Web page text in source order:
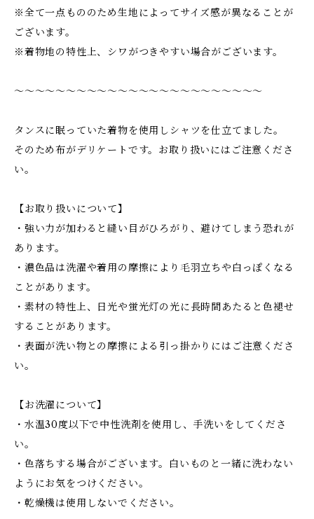
※全て一点もののため生地によってサイズ感が異なることが
ございます。
※着物地の特性上、シワがつきやすい場合がございます。
〜〜〜〜〜〜〜〜〜〜〜〜〜〜〜〜〜〜〜〜〜〜〜〜
タンスに眠っていた着物を使用しシャツを仕立てました。
そのため布がデリケートです。お取り扱いにはご注意くださ
い。
【お取り扱いについて】
・強い力が加わると縫い目がひろがり、避けてしまう恐れが
あります。
・濃色品は洗濯や着用の摩擦により毛羽立ちや白っぽくなる
ことがあります。
・素材の特性上、日光や蛍光灯の光に長時間あたると色褪せ
することがあります。
・表面が洗い物との摩擦による引っ掛かりにはご注意くださ
い。
【お洗濯について】
・水温30度以下で中性洗剤を使用し、手洗いをしてくださ
い。
・色落ちする場合がございます。白いものと一緒に洗わない
ようにお気をつけください。
・乾燥機は使用しないでください。